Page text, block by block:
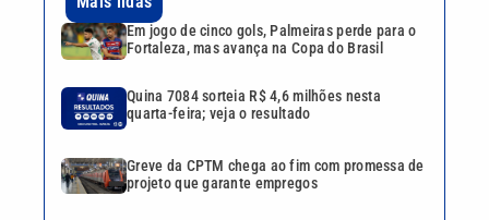
Mãe de Virginia Fonseca revela o que pensa
sobre o namoro da filha com Vini Jr.
Continua após a publicidade